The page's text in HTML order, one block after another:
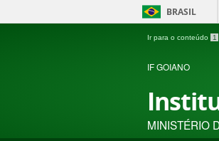
BRASIL
Ir para o conteúdo 1
IF GOIANO
MINISTÉRIO